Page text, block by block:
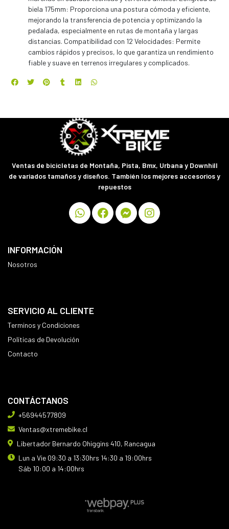
biela 175mm: Proporciona una postura cómoda y eficiente,
mejorando la transferencia de potencia y optimizando la
pedalada, especialmente en rutas de montaña y largas
distancias. Compatibilidad con 12 Velocidades: Permite
cambios rápidos y precisos, lo que garantiza un rendimiento
fiable y suave en terrenos irregulares y complicados.
Ventas de bicicletas de Montaña, Pista, Bmx, Urbana y Downhill
de variados tamaños y diseños. También los mejores accesorios y
repuestos
INFORMACIÓN
Nosotros
SERVICIO AL CLIENTE
Terminos y Condiciones
Políticas de Devolución
Contacto
CONTÁCTANOS
+56944577809
Ventas@xtremebike.cl
Libertador Bernardo Ohiggins 410, Rancagua
Lun a Vie 09:30 a 13:30hrs 14:30 a 19:00hrs
Sáb 10:00 a 14:00hrs